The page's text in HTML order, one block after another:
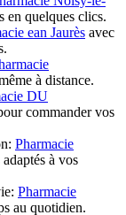
en quelques clics.
ean Jaurès avec
à distance.
DU
commander vos
Pharmacie
à vos
Pharmacie
au quotidien.